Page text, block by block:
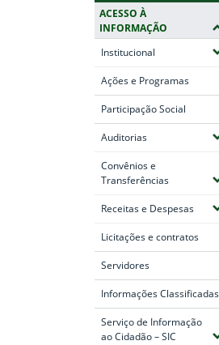
ACESSO À
INFORMAÇÃO
Institucional (Expandir
Ações e Programas
Participação Social
Auditorias(Expandir
Convênios e
Transferências(Expandir
Receitas e Despesas
Licitações e contratos
Servidores
Informações Classificadas
Serviço de Informação
ao Cidadão – SIC